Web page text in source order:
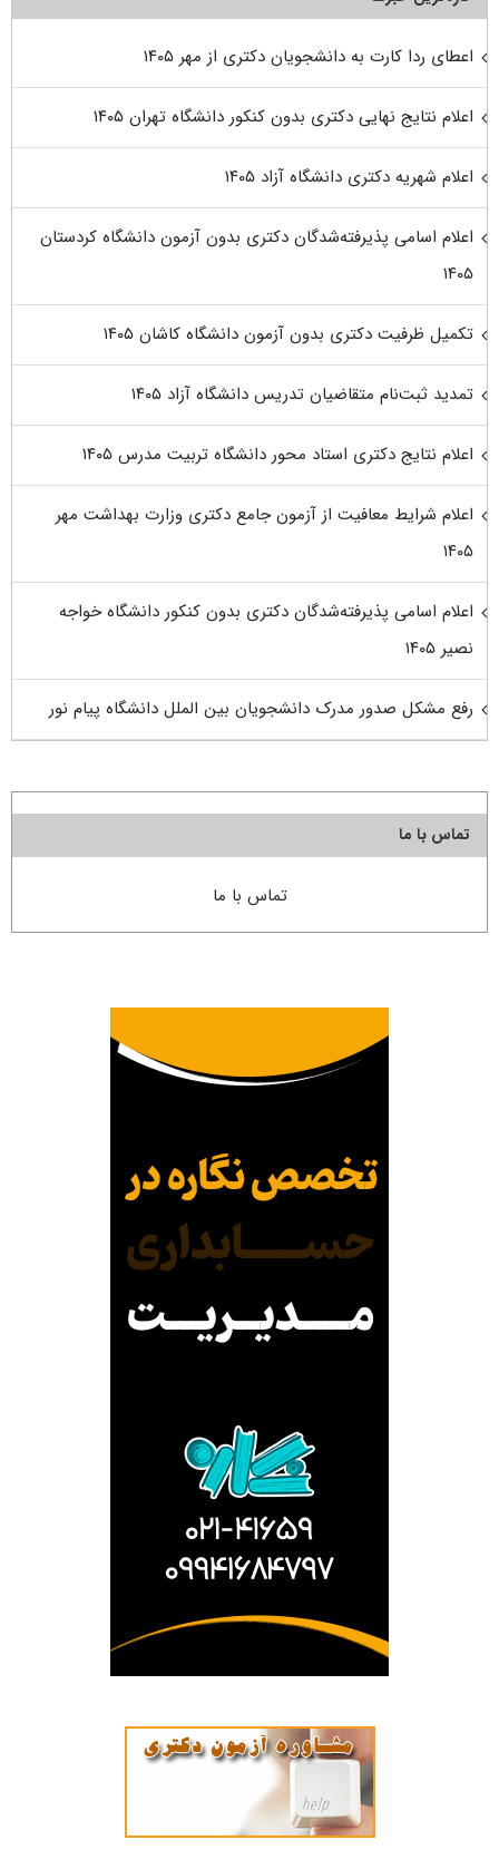
اعطای ردا کارت به دانشجویان دکتری از مهر ۱۴۰۵
اعلام نتایج نهایی دکتری بدون کنکور دانشگاه تهران ۱۴۰۵
اعلام شهریه دکتری دانشگاه آزاد ۱۴۰۵
اعلام اسامی پذیرفته‌شدگان دکتری بدون آزمون دانشگاه کردستان
۱۴۰۵
تکمیل ظرفیت دکتری بدون آزمون دانشگاه کاشان ۱۴۰۵
تمدید ثبت‌نام متقاضیان تدریس دانشگاه آزاد ۱۴۰۵
اعلام نتایج دکتری استاد محور دانشگاه تربیت مدرس ۱۴۰۵
اعلام شرایط معافیت از آزمون جامع دکتری وزارت بهداشت مهر
۱۴۰۵
اعلام اسامی پذیرفته‌شدگان دکتری بدون کنکور دانشگاه خواجه
نصیر ۱۴۰۵
رفع مشکل صدور مدرک دانشجویان بین الملل دانشگاه پیام نور
تماس با ما
تماس با ما